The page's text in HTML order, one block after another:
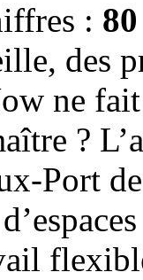
:
des
ne fait
?
Port